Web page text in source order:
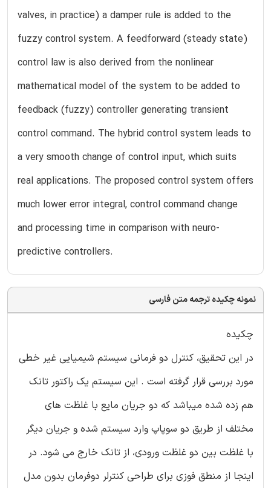
valves, in practice) a damper rule is added to the
fuzzy control system. A feedforward (steady state)
control law is also derived from the nonlinear
mathematical model of the system to be added to
feedback (fuzzy) controller generating transient
control command. The hybrid control system leads to
a very smooth change of control input, which suits
real applications. The proposed control system offers
much lower error integral, control command change
and processing time in comparison with neuro-
predictive controllers.
نمونه چکیده ترجمه متن فارسی
چکیده
در این تحقیق، کنترل دو فرمانی سیستم شیمیایی غیر خطی
مورد بررسی قرار گرفته است . این سیستم یک راکتور تانک
هم زده شده میباشد که دو جریان مایع با غلظت های
مختلف از طریق دو سوپاپ وارد سیستم شده و جریان دیگر
با غلظت بین دو غلظت ورودی، از تانک خارج می شود. در
اینجا از منطق فوزی برای طراحی کنترلر دوفرمان بدون مدل